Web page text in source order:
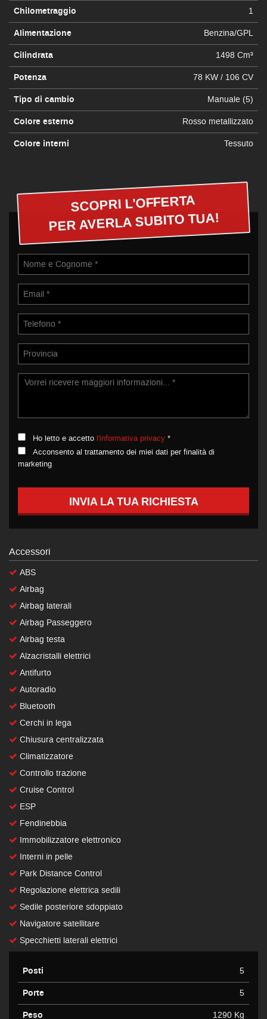
Chilometraggio 1
Alimentazione Benzina/GPL
Cilindrata 1498 Cm³
Potenza 78 KW / 106 CV
Tipo di cambio Manuale (5)
Colore esterno Rosso metallizzato
Colore interni Tessuto
SCOPRI L'OFFERTA
PER AVERLA SUBITO TUA!
Ho letto e accetto l'informativa privacy *
Acconsento al trattamento dei miei dati per finalità di
marketing
INVIA LA TUA RICHIESTA
Accessori
ABS
Airbag
Airbag laterali
Airbag Passeggero
Airbag testa
Alzacristalli elettrici
Antifurto
Autoradio
Bluetooth
Cerchi in lega
Chiusura centralizzata
Climatizzatore
Controllo trazione
Cruise Control
ESP
Fendinebbia
Immobilizzatore elettronico
Interni in pelle
Park Distance Control
Regolazione elettrica sedili
Sedile posteriore sdoppiato
Navigatore satellitare
Specchietti laterali elettrici
Posti 5
Porte 5
Peso 1290 Kg